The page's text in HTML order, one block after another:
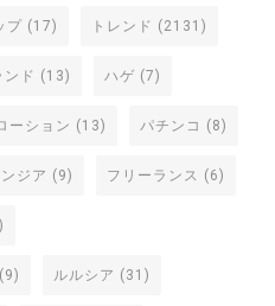
プ (17) トレンド (2131)
ンド (13) ハゲ (7)
ーション (13) パチンコ (8)
ジア (9) フリーランス (6)
(9) ルルシア (31)